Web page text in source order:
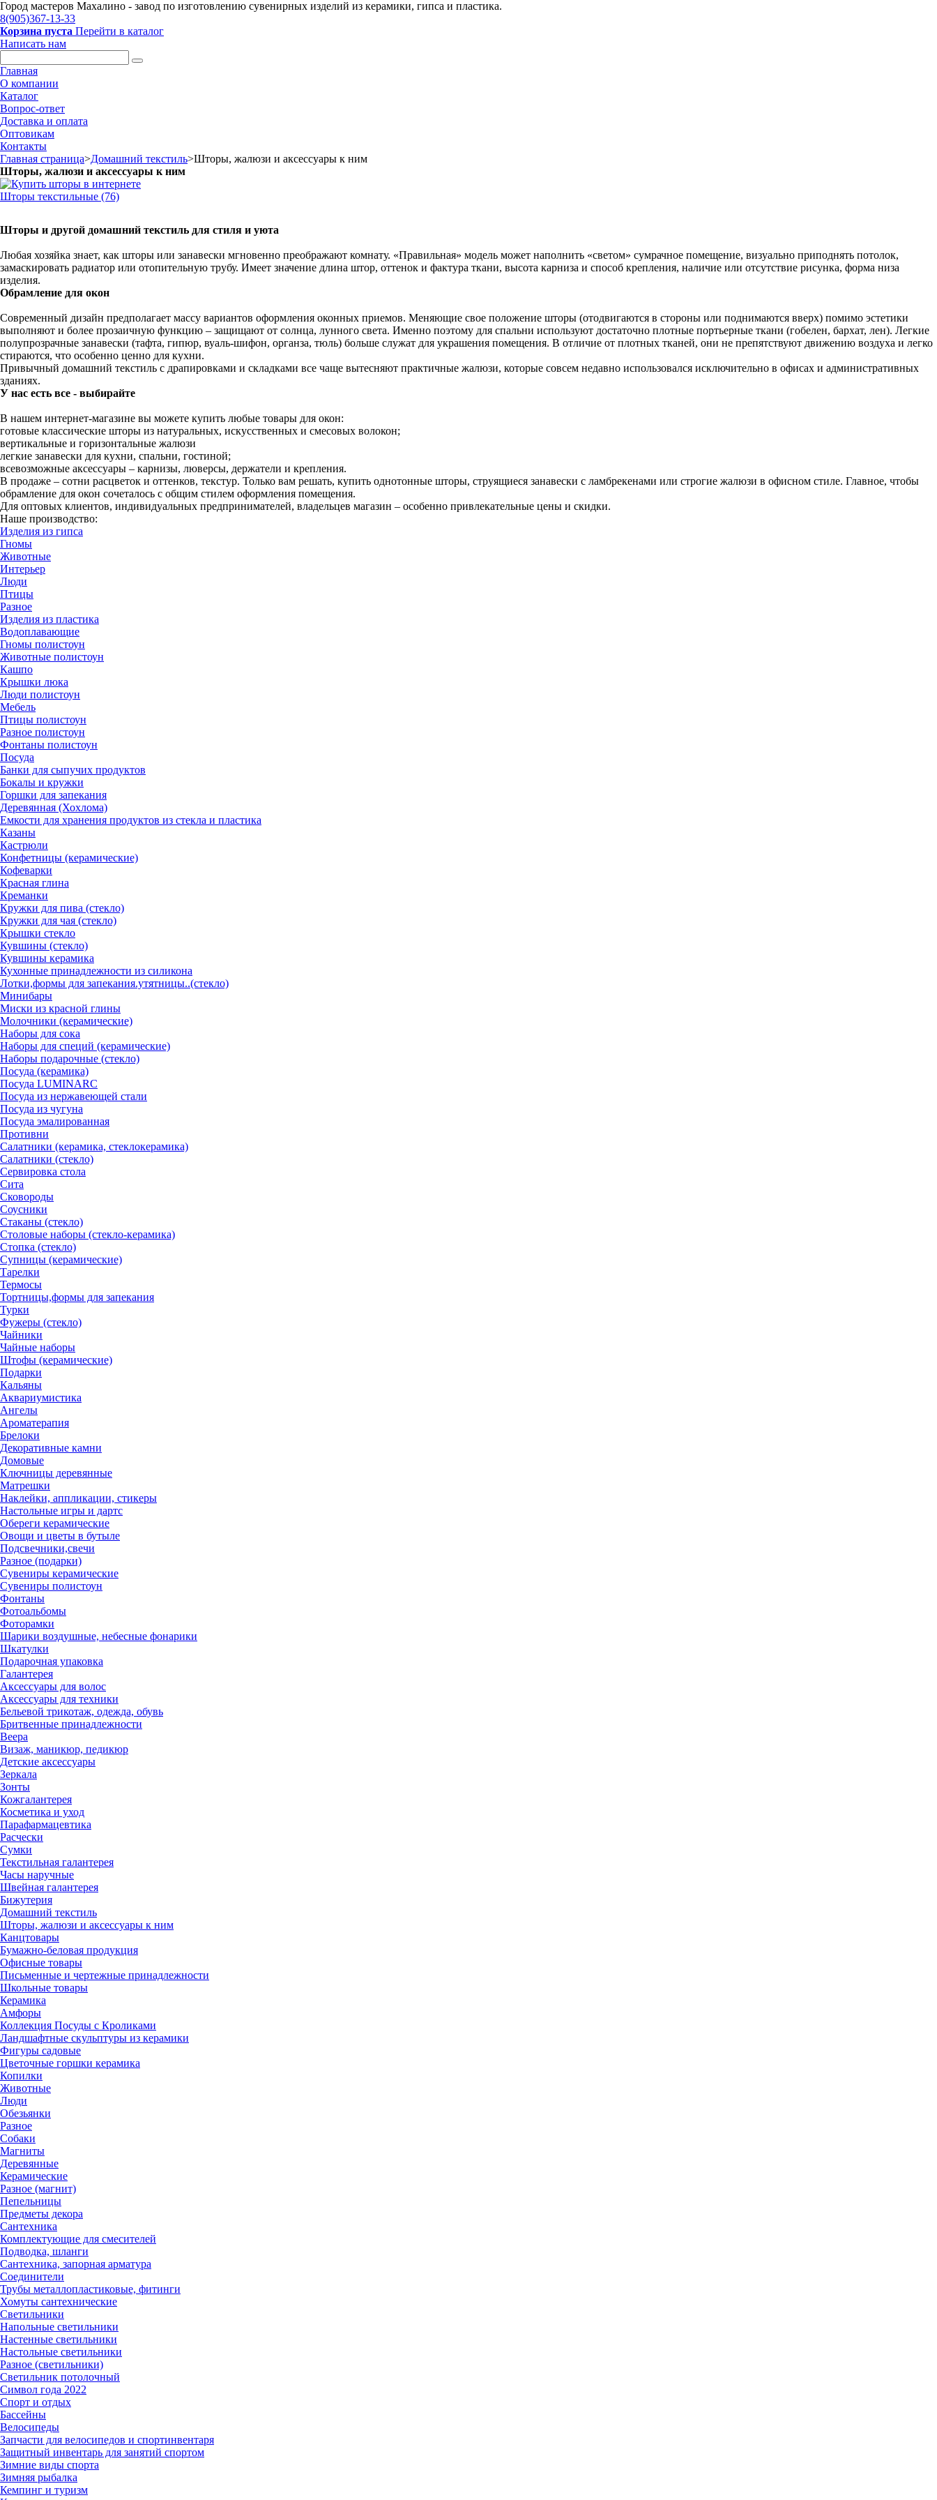
Город мастеров Mахалино - завод по изготовлению сувенирных изделий из керамики, гипса и пластика.
8(905)367-13-33
Корзина пуста Перейти в каталог
Написать нам
Главная
О компании
Каталог
Вопрос-ответ
Доставка и оплата
Оптовикам
Контакты
Главная страница>Домашний текстиль>Шторы, жалюзи и аксессуары к ним
Шторы, жалюзи и аксессуары к ним
Шторы текстильные (76)
Шторы и другой домашний текстиль для стиля и уюта
Любая хозяйка знает, как шторы или занавески мгновенно преображают комнату. «Правильная» модель может наполнить «светом» сумрачное помещение, визуально приподнять потолок,
замаскировать радиатор или отопительную трубу. Имеет значение длина штор, оттенок и фактура ткани, высота карниза и способ крепления, наличие или отсутствие рисунка, форма низа
изделия.
Обрамление для окон
Современный дизайн предполагает массу вариантов оформления оконных приемов. Меняющие свое положение шторы (отодвигаются в стороны или поднимаются вверх) помимо эстетики
выполняют и более прозаичную функцию – защищают от солнца, лунного света. Именно поэтому для спальни используют достаточно плотные портьерные ткани (гобелен, бархат, лен). Легкие
полупрозрачные занавески (тафта, гипюр, вуаль-шифон, органза, тюль) больше служат для украшения помещения. В отличие от плотных тканей, они не препятствуют движению воздуха и легко
стираются, что особенно ценно для кухни.
Привычный домашний текстиль с драпировками и складками все чаще вытесняют практичные жалюзи, которые совсем недавно использовался исключительно в офисах и административных
зданиях.
У нас есть все - выбирайте
В нашем интернет-магазине вы можете купить любые товары для окон:
готовые классические шторы из натуральных, искусственных и смесовых волокон;
вертикальные и горизонтальные жалюзи
легкие занавески для кухни, спальни, гостиной;
всевозможные аксессуары – карнизы, люверсы, держатели и крепления.
В продаже – сотни расцветок и оттенков, текстур. Только вам решать, купить однотонные шторы, струящиеся занавески с ламбрекенами или строгие жалюзи в офисном стиле. Главное, чтобы
обрамление для окон сочеталось с общим стилем оформления помещения.
Для оптовых клиентов, индивидуальных предпринимателей, владельцев магазин – особенно привлекательные цены и скидки.
Наше производство:
Изделия из гипса
Гномы
Животные
Интерьер
Люди
Птицы
Разное
Изделия из пластика
Водоплавающие
Гномы полистоун
Животные полистоун
Кашпо
Крышки люка
Люди полистоун
Мебель
Птицы полистоун
Разное полистоун
Фонтаны полистоун
Посуда
Банки для сыпучих продуктов
Бокалы и кружки
Горшки для запекания
Деревянная (Хохлома)
Емкости для хранения продуктов из стекла и пластика
Казаны
Кастрюли
Конфетницы (керамические)
Кофеварки
Красная глина
Креманки
Кружки для пива (стекло)
Кружки для чая (стекло)
Крышки стекло
Кувшины (стекло)
Кувшины керамика
Кухонные принадлежности из силикона
Лотки,формы для запекания.утятницы..(стекло)
Минибары
Миски из красной глины
Молочники (керамические)
Наборы для сока
Наборы для специй (керамические)
Наборы подарочные (стекло)
Посуда (керамика)
Посуда LUMINARC
Посуда из нержавеющей стали
Посуда из чугуна
Посуда эмалированная
Противни
Салатники (керамика, стеклокерамика)
Салатники (стекло)
Сервировка стола
Сита
Сковороды
Соусники
Стаканы (стекло)
Столовые наборы (стекло-керамика)
Стопка (стекло)
Супницы (керамические)
Тарелки
Термосы
Тортницы,формы для запекания
Турки
Фужеры (стекло)
Чайники
Чайные наборы
Штофы (керамические)
Подарки
Кальяны
Аквариумистика
Ангелы
Ароматерапия
Брелоки
Декоративные камни
Домовые
Ключницы деревянные
Матрешки
Наклейки, аппликации, стикеры
Настольные игры и дартс
Обереги керамические
Овощи и цветы в бутыле
Подсвечники,свечи
Разное (подарки)
Сувениры керамические
Сувениры полистоун
Фонтаны
Фотоальбомы
Фоторамки
Шарики воздушные, небесные фонарики
Шкатулки
Подарочная упаковка
Галантерея
Аксессуары для волос
Аксессуары для техники
Бельевой трикотаж, одежда, обувь
Бритвенные принадлежности
Веера
Визаж, маникюр, педикюр
Детские аксессуары
Зеркала
Зонты
Кожгалантерея
Косметика и уход
Парафармацевтика
Расчески
Сумки
Текстильная галантерея
Часы наручные
Швейная галантерея
Бижутерия
Домашний текстиль
Шторы, жалюзи и аксессуары к ним
Канцтовары
Бумажно-беловая продукция
Офисные товары
Письменные и чертежные принадлежности
Школьные товары
Керамика
Амфоры
Коллекция Посуды с Кроликами
Ландшафтные скульптуры из керамики
Фигуры садовые
Цветочные горшки керамика
Копилки
Животные
Люди
Обезьянки
Разное
Собаки
Магниты
Деревянные
Керамические
Разное (магнит)
Пепельницы
Предметы декора
Сантехника
Комплектующие для смесителей
Подводка, шланги
Сантехника, запорная арматура
Соединители
Трубы металлопластиковые, фитинги
Хомуты сантехнические
Светильники
Напольные светильники
Настенные светильники
Настольные светильники
Разное (светильники)
Светильник потолочный
Символ года 2022
Спорт и отдых
Бассейны
Велосипеды
Запчасти для велосипедов и спортинвентаря
Защитный инвентарь для занятий спортом
Зимние виды спорта
Зимняя рыбалка
Кемпинг и туризм